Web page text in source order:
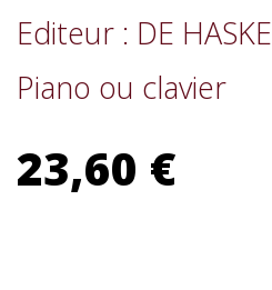
Editeur : DE HASKE
Piano ou clavier
23,60 €